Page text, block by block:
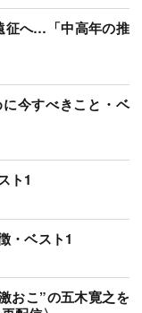
征へ…「中高年の推
今すべきこと・ベ
ト1
・ベスト1
おこ”の五木寛之を